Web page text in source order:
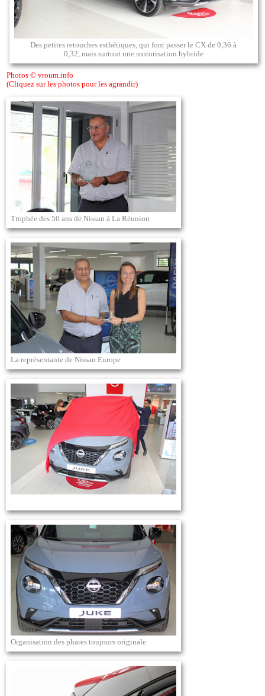
Des petites retouches esthétiques, qui font passer le CX de 0,36 à
0,32, mais surtout une motorisation hybride
Photos © vroum.info
(Cliquez sur les photos pour les agrandir)
Trophée des 50 ans de Nissan à La Réunion
La représentante de Nissan Europe
Organisation des phares toujours originale